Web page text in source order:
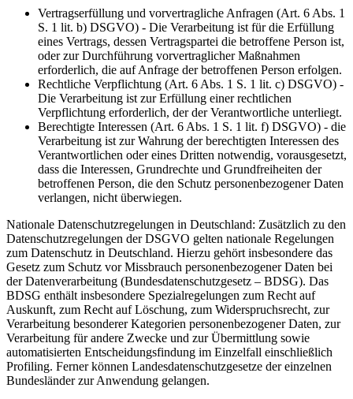
Vertragserfüllung und vorvertragliche Anfragen (Art. 6 Abs. 1
S. 1 lit. b) DSGVO) - Die Verarbeitung ist für die Erfüllung
eines Vertrags, dessen Vertragspartei die betroffene Person ist,
oder zur Durchführung vorvertraglicher Maßnahmen
erforderlich, die auf Anfrage der betroffenen Person erfolgen.
Rechtliche Verpflichtung (Art. 6 Abs. 1 S. 1 lit. c) DSGVO) -
Die Verarbeitung ist zur Erfüllung einer rechtlichen
Verpflichtung erforderlich, der der Verantwortliche unterliegt.
Berechtigte Interessen (Art. 6 Abs. 1 S. 1 lit. f) DSGVO) - die
Verarbeitung ist zur Wahrung der berechtigten Interessen des
Verantwortlichen oder eines Dritten notwendig, vorausgesetzt,
dass die Interessen, Grundrechte und Grundfreiheiten der
betroffenen Person, die den Schutz personenbezogener Daten
verlangen, nicht überwiegen.
Nationale Datenschutzregelungen in Deutschland: Zusätzlich zu den
Datenschutzregelungen der DSGVO gelten nationale Regelungen
zum Datenschutz in Deutschland. Hierzu gehört insbesondere das
Gesetz zum Schutz vor Missbrauch personenbezogener Daten bei
der Datenverarbeitung (Bundesdatenschutzgesetz – BDSG). Das
BDSG enthält insbesondere Spezialregelungen zum Recht auf
Auskunft, zum Recht auf Löschung, zum Widerspruchsrecht, zur
Verarbeitung besonderer Kategorien personenbezogener Daten, zur
Verarbeitung für andere Zwecke und zur Übermittlung sowie
automatisierten Entscheidungsfindung im Einzelfall einschließlich
Profiling. Ferner können Landesdatenschutzgesetze der einzelnen
Bundesländer zur Anwendung gelangen.